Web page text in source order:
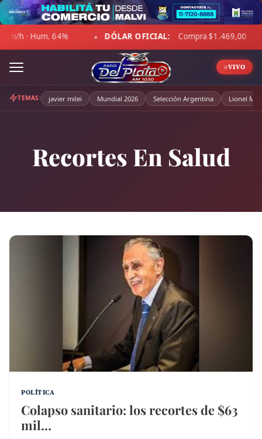
Skip
to
content
◆ DÓLAR OFICIAL: Compra $1.469,00 · Venta $1.520,00
VIVO
TEMAS: javier milei Mundial 2026 Selección Argentina Lionel
Recortes En Salud
POLÍTICA
Colapso sanitario: los recortes de $63
mil…